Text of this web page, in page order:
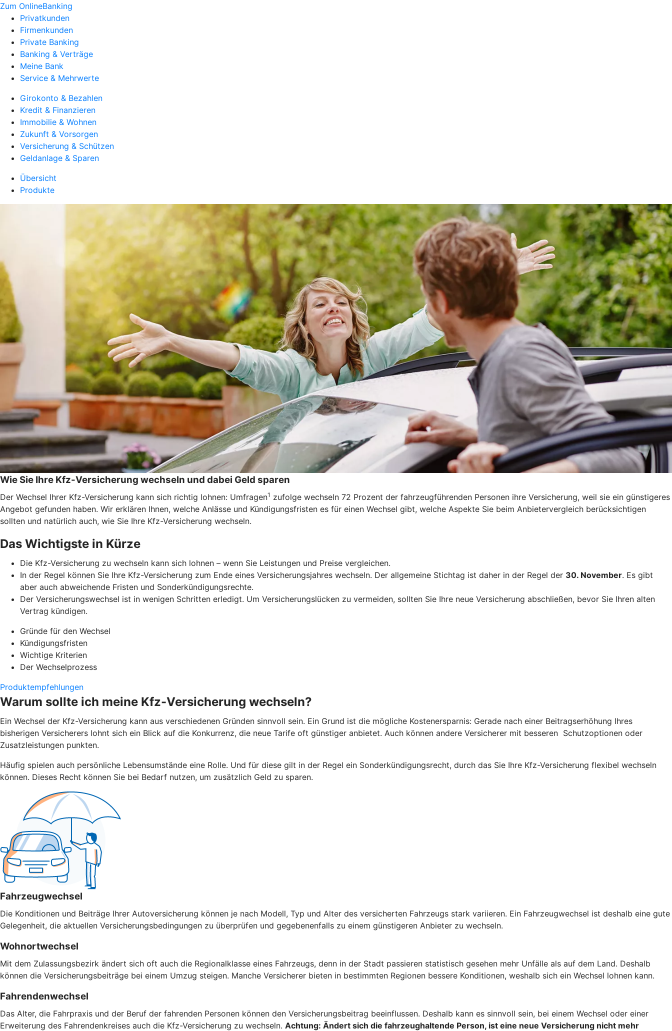
Zum OnlineBanking
Privatkunden
Firmenkunden
Private Banking
Banking & Verträge
Meine Bank
Service & Mehrwerte
Girokonto & Bezahlen
Kredit & Finanzieren
Immobilie & Wohnen
Zukunft & Vorsorgen
Versicherung & Schützen
Geldanlage & Sparen
Übersicht
Produkte
Wie Sie Ihre Kfz-Versicherung wechseln und dabei Geld sparen
Der Wechsel Ihrer Kfz-Versicherung kann sich richtig lohnen: Umfragen1 zufolge wechseln 72 Prozent der fahrzeugführenden Personen ihre Versicherung, weil sie ein günstigeres
Angebot gefunden haben. Wir erklären Ihnen, welche Anlässe und Kündigungsfristen es für einen Wechsel gibt, welche Aspekte Sie beim Anbietervergleich berücksichtigen
sollten und natürlich auch, wie Sie Ihre Kfz-Versicherung wechseln.
Das Wichtigste in Kürze
Die Kfz-Versicherung zu wechseln kann sich lohnen – wenn Sie Leistungen und Preise vergleichen.
In der Regel können Sie Ihre Kfz-Versicherung zum Ende eines Versicherungsjahres wechseln. Der allgemeine Stichtag ist daher in der Regel der 30. November. Es gibt
aber auch abweichende Fristen und Sonderkündigungsrechte.
Der Versicherungswechsel ist in wenigen Schritten erledigt. Um Versicherungslücken zu vermeiden, sollten Sie Ihre neue Versicherung abschließen, bevor Sie Ihren alten
Vertrag kündigen.
Gründe für den Wechsel
Kündigungsfristen
Wichtige Kriterien
Der Wechselprozess
Produktempfehlungen
Warum sollte ich meine Kfz-Versicherung wechseln?
Ein Wechsel der Kfz-Versicherung kann aus verschiedenen Gründen sinnvoll sein. Ein Grund ist die mögliche Kostenersparnis: Gerade nach einer Beitragserhöhung Ihres
bisherigen Versicherers lohnt sich ein Blick auf die Konkurrenz, die neue Tarife oft günstiger anbietet. Auch können andere Versicherer mit besseren Schutzoptionen oder
Zusatzleistungen punkten.
Häufig spielen auch persönliche Lebensumstände eine Rolle. Und für diese gilt in der Regel ein Sonderkündigungsrecht, durch das Sie Ihre Kfz-Versicherung flexibel wechseln
können. Dieses Recht können Sie bei Bedarf nutzen, um zusätzlich Geld zu sparen.
Fahrzeugwechsel
Die Konditionen und Beiträge Ihrer Autoversicherung können je nach Modell, Typ und Alter des versicherten Fahrzeugs stark variieren. Ein Fahrzeugwechsel ist deshalb eine gute
Gelegenheit, die aktuellen Versicherungsbedingungen zu überprüfen und gegebenenfalls zu einem günstigeren Anbieter zu wechseln.
Wohnortwechsel
Mit dem Zulassungsbezirk ändert sich oft auch die Regionalklasse eines Fahrzeugs, denn in der Stadt passieren statistisch gesehen mehr Unfälle als auf dem Land. Deshalb
können die Versicherungsbeiträge bei einem Umzug steigen. Manche Versicherer bieten in bestimmten Regionen bessere Konditionen, weshalb sich ein Wechsel lohnen kann.
Fahrendenwechsel
Das Alter, die Fahrpraxis und der Beruf der fahrenden Personen können den Versicherungsbeitrag beeinflussen. Deshalb kann es sinnvoll sein, bei einem Wechsel oder einer
Erweiterung des Fahrendenkreises auch die Kfz-Versicherung zu wechseln. Achtung: Ändert sich die fahrzeughaltende Person, ist eine neue Versicherung nicht mehr